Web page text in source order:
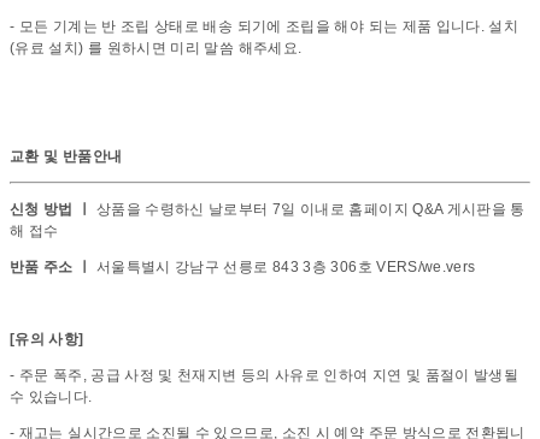
- 모든 기계는 반 조립 상태로 배송 되기에 조립을 해야 되는 제품 입니다. 설치
(유료 설치) 를 원하시면 미리 말씀 해주세요.
교환 및 반품안내
신청 방법 ㅣ 상품을 수령하신 날로부터 7일 이내로 홈페이지 Q&A 게시판을 통
해 접수
반품 주소 ㅣ 서울특별시 강남구 선릉로 843 3층 306호 VERS/we.vers
[유의 사항]
- 주문 폭주, 공급 사정 및 천재지변 등의 사유로 인하여 지연 및 품절이 발생될
수 있습니다.
- 재고는 실시간으로 소진될 수 있으므로, 소진 시 예약 주문 방식으로 전환됩니